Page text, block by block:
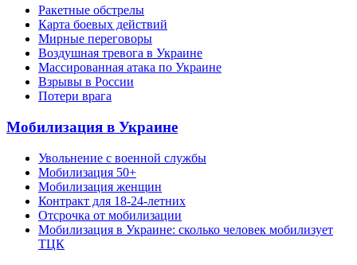
Ракетные обстрелы
Карта боевых действий
Мирные переговоры
Воздушная тревога в Украине
Массированная атака по Украине
Взрывы в России
Потери врага
Мобилизация в Украине
Увольнение с военной службы
Мобилизация 50+
Мобилизация женщин
Контракт для 18-24-летних
Отсрочка от мобилизации
Мобилизация в Украине: сколько человек мобилизует
ТЦК